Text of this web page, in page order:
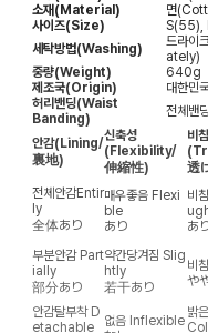
소재(Material)
면
사이즈(Size)
S(55),
세탁방법(Washing)
드라이
ately)
중량(Weight)
640g
제조국(Origin)
대한민
허리밴딩(Waist
Banding)
전체밴
안감(Lining/
裏地)
신축성
(Flexibility/
伸縮性)
비침
透
전체안감Entir
ly
全体あり
매우좋음 Flexi
ble
あり
비
あ
부분안감 Part
ially
部分あり
약간당겨짐 Slig
htly
若干あり
비
や
안감탈부착 D
etachable
없음 Inflexible
밝